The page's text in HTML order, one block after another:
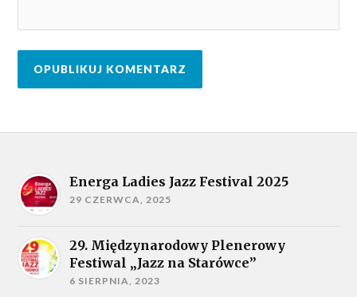
Energa Ladies Jazz Festival 2025
29 CZERWCA, 2025
29. Międzynarodowy Plenerowy
Festiwal „Jazz na Starówce”
6 SIERPNIA, 2023